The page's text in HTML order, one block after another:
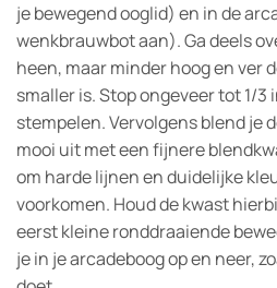
je bewegend ooglid) en in de
wenkbrauwbot aan). Ga deels
heen, maar minder hoog en ver
smaller is. Stop ongeveer tot 1/3
stempelen. Vervolgens blend je
mooi uit met een fijnere
om harde lijnen en duidelijke
voorkomen. Houd de kwast
eerst kleine ronddraaiende
je in je arcadeboog op en neer,